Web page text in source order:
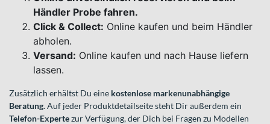
Händler Probe fahren.
Click & Collect: Online kaufen und beim Händler
abholen.
Versand: Online kaufen und nach Hause liefern
lassen.
Zusätzlich erhältst Du eine kostenlose markenunabhängige
Beratung. Auf jeder Produktdetailseite steht Dir außerdem ein
Telefon-Expertezur Verfügung, der Dich bei Fragen zu Modellen